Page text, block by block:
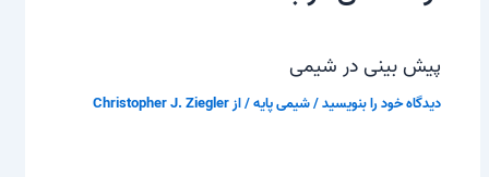
پیش بینی در شیمی
دیدگاه‌ خود را بنویسید/شیمی پایه/ ازChristopher J. Ziegler